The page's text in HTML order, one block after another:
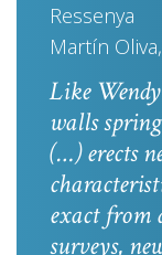
Ressenya
Martín
Like
walls
(…) erects
exact from
surveys,